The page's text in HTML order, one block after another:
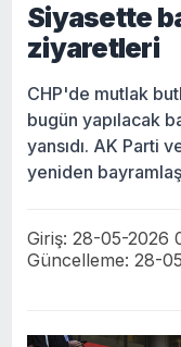
Siyasette
ziyaretleri
CHP'de mutlak
bugün yapılacak
yansıdı. AK Parti
yeniden
Giriş: 28-05-2026
Güncelleme: 28-